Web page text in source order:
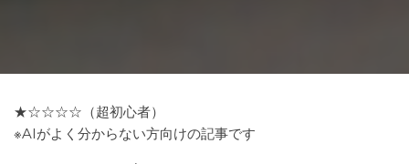
★☆☆☆☆（超初心者）
※AIがよく分からない方向けの記事です